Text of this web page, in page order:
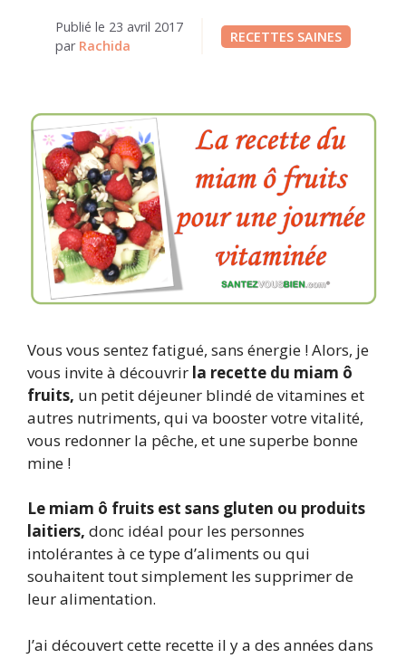
Publié le 23 avril 2017
par Rachida
RECETTES SAINES
Vous vous sentez fatigué, sans énergie ! Alors, je
vous invite à découvrir la recette du miam ô
fruits, un petit déjeuner blindé de vitamines et
autres nutriments, qui va booster votre vitalité,
vous redonner la pêche, et une superbe bonne
mine !
Le miam ô fruits est sans gluten ou produits
laitiers, donc idéal pour les personnes
intolérantes à ce type d’aliments ou qui
souhaitent tout simplement les supprimer de
leur alimentation.
J’ai découvert cette recette il y a des années dans